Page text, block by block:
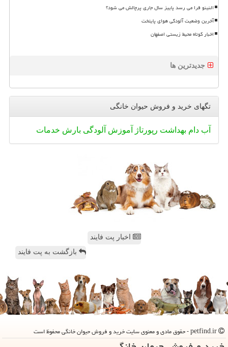
النینو فرا می رسد پاییز سال جاری پرچالش می شود؟
آخرین وضعیت آلودگی هوای پایتخت
اخبار کوتاه محیط زیستی اصفهان
جدیدترین ها
تگهای خرید و فروش حیوان خانگی
آب دام بهداشت رپورتاژ آموزش آلودگی بارش خدمات
اخبار پت فایند
بازگشت به پت فایند